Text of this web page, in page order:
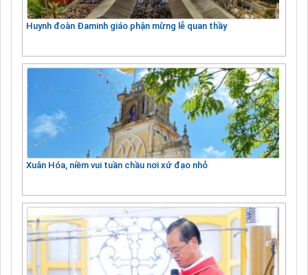
Huynh đoàn Đaminh giáo phận mừng lễ quan thầy
Xuân Hóa, niềm vui tuần chầu nơi xứ đạo nhỏ